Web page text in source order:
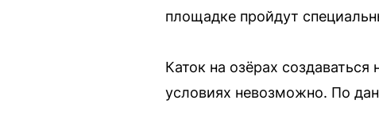
площадке пройдут
Каток на озёрах
условиях невозможно. По